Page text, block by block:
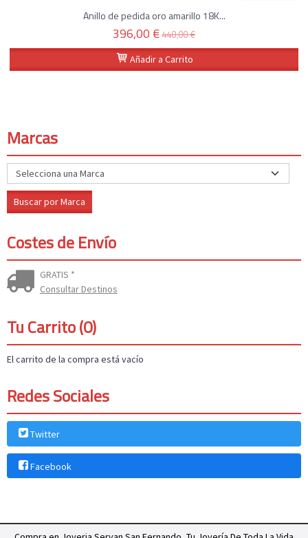
Marcas
Costes de Envío
GRATIS *
Consultar Destinos
Tu Carrito (0)
El carrito de la compra está vacío
Redes Sociales
Twitter
Facebook
Anillo de pedida oro amarillo 18K...
396,00 € 440,00 €
Añadir a Carrito